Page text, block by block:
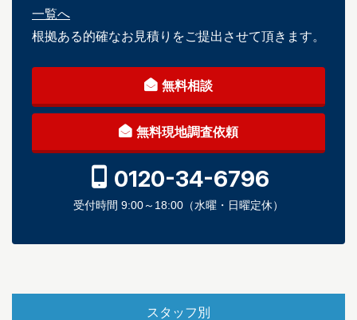
一覧へ
根拠ある的確なお見積りをご提出させて頂きます。
無料相談
無料現地調査依頼
0120-34-6796
受付時間 9:00～18:00（水曜・日曜定休）
スタッフ別